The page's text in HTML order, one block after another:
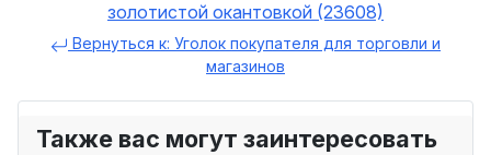
золотистой окантовкой (23608)
Вернуться к: Уголок покупателя для торговли и
магазинов
Также вас могут заинтересовать